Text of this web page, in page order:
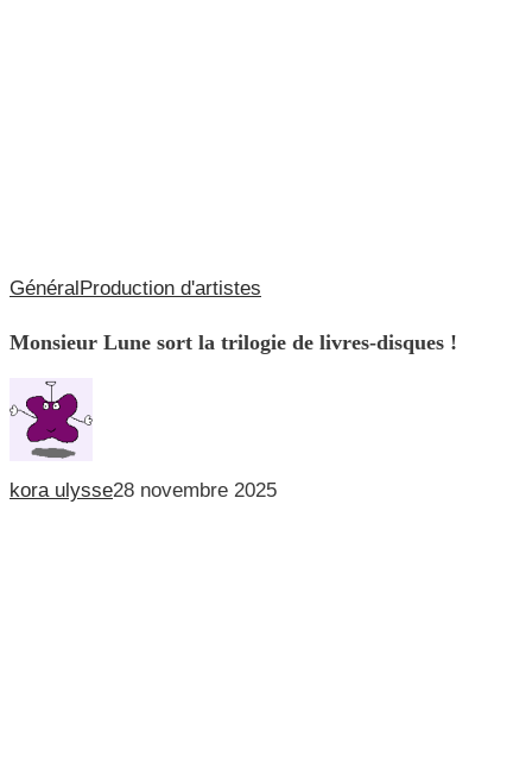
GénéralProduction d'artistes
sort
livres-
Monsieur Lune sort la trilogie de livres-disques !
kora ulysse28 novembre 2025